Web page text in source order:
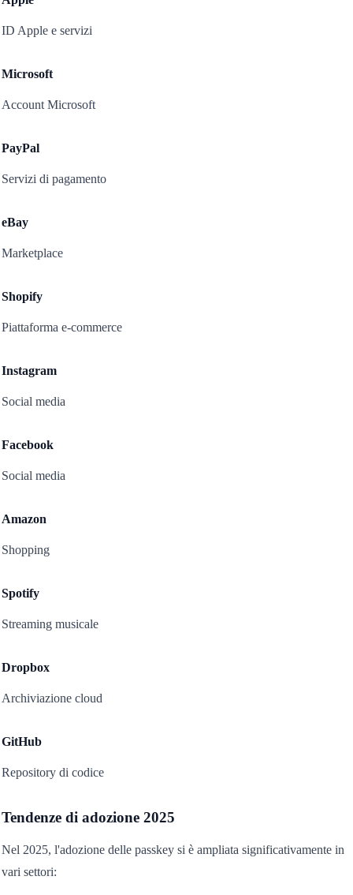
ID Apple e servizi
Microsoft
Account Microsoft
PayPal
Servizi di pagamento
eBay
Marketplace
Shopify
Piattaforma e-commerce
Instagram
Social media
Facebook
Social media
Amazon
Shopping
Spotify
Streaming musicale
Dropbox
Archiviazione cloud
GitHub
Repository di codice
Tendenze di adozione 2025
Nel 2025, l'adozione delle passkey si è ampliata significativamente in
vari settori: